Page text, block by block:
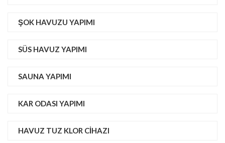
ŞOK HAVUZU YAPIMI
SÜS HAVUZ YAPIMI
SAUNA YAPIMI
KAR ODASI YAPIMI
HAVUZ TUZ KLOR CIHAZI